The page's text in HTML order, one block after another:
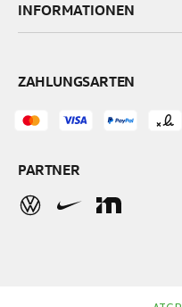
INFORMATIONEN
PARTNER
ZAHLUNGSARTEN